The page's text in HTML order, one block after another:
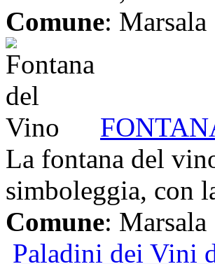
Comune: Marsala
La fontana del
simboleggia, con
Comune: Marsala
Paladini dei Vini